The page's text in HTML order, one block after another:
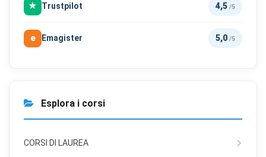
★ Trustpilot 4,5 /5
e Emagister 5,0 /5
Esplora i corsi
CORSI DI LAUREA